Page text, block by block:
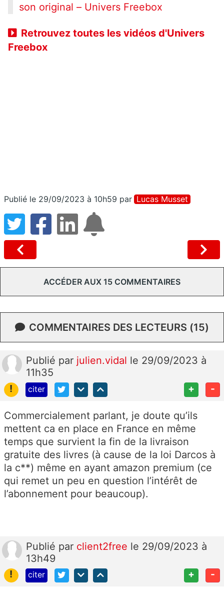
son original – Univers Freebox
Retrouvez toutes les vidéos d'Univers
Freebox
Publié le 29/09/2023 à 10h59 par Lucas Musset
ACCÉDER AUX 15 COMMENTAIRES
COMMENTAIRES DES LECTEURS (15)
Publié par julien.vidal le 29/09/2023 à
11h35
!
citer + -
Commercialement parlant, je doute qu’ils
mettent ca en place en France en même
temps que survient la fin de la livraison
gratuite des livres (à cause de la loi Darcos à
la c**) même en ayant amazon premium (ce
qui remet un peu en question l’intérêt de
l’abonnement pour beaucoup).
Publié par client2free le 29/09/2023 à
13h49
!
citer + -